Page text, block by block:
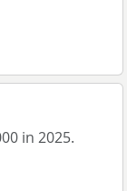
in 2025.